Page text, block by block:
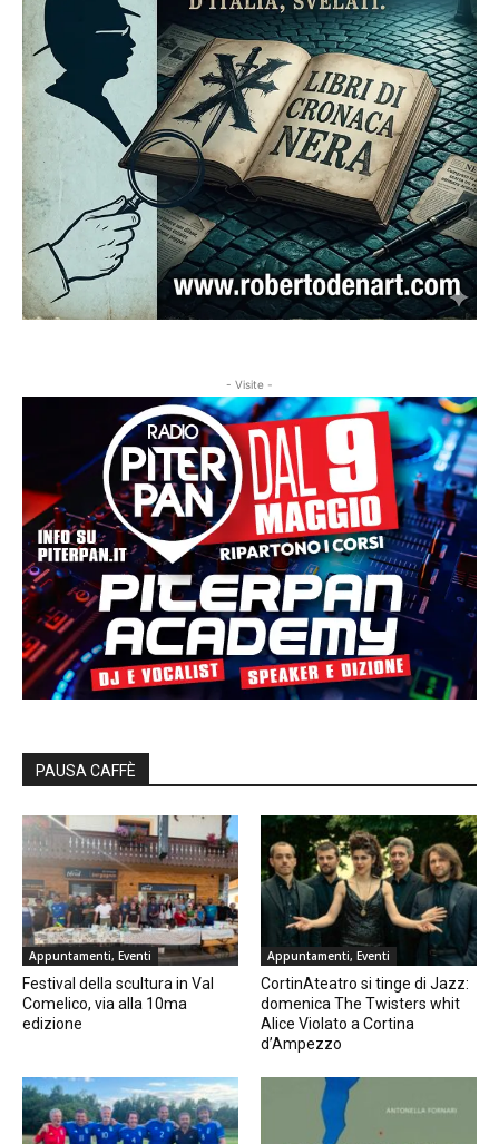
- Visite -
PAUSA CAFFÈ
Appuntamenti, Eventi
Festival della scultura in Val
Comelico, via alla 10ma
edizione
Appuntamenti, Eventi
CortinAteatro si tinge di Jazz:
domenica The Twisters whit
Alice Violato a Cortina
d’Ampezzo